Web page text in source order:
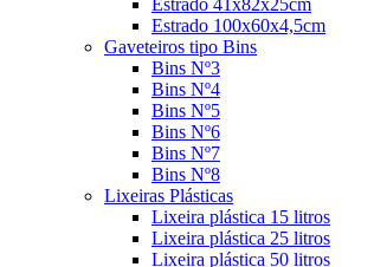
Estrado 41x82x25cm
Estrado 100x60x4,5cm
Gaveteiros tipo Bins
Bins Nº3
Bins Nº4
Bins Nº5
Bins Nº6
Bins Nº7
Bins Nº8
Lixeiras Plásticas
Lixeira plástica 15 litros
Lixeira plástica 25 litros
Lixeira plástica 50 litros